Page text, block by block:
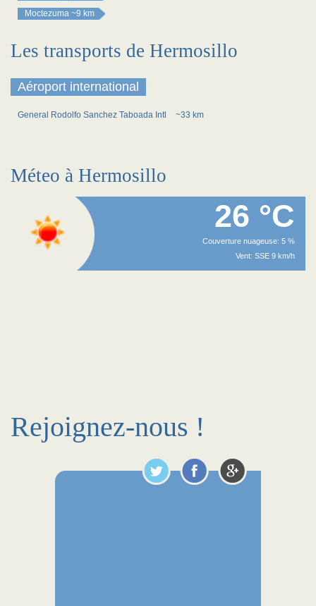
Moctezuma ~9 km
Les transports de Hermosillo
Aéroport international
General Rodolfo Sanchez Taboada Intl ~33 km
Méteo à Hermosillo
26 °C
Couverture nuageuse: 5 %
Vent: SSE 9 km/h
Rejoignez-nous !